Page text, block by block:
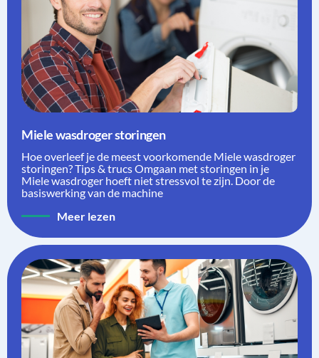
Miele wasdroger storingen
Hoe overleef je de meest voorkomende Miele wasdroger
storingen? Tips & trucs Omgaan met storingen in je
Miele wasdroger hoeft niet stressvol te zijn. Door de
basiswerking van de machine
Meer lezen